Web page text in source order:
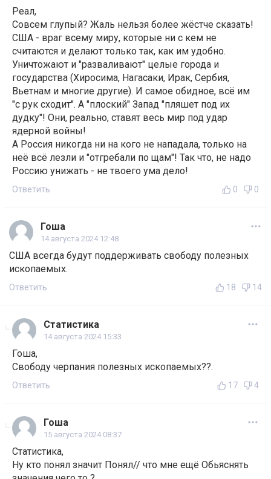
Реал,
Совсем глупый? Жаль нельзя более жёстче сказать!
США - враг всему миру, которые ни с кем не
считаются и делают только так, как им удобно.
Уничтожают и "разваливают" целые города и
государства (Хиросима, Нагасаки, Ирак, Сербия,
Вьетнам и многие другие). И самое обидное, всё им
"с рук сходит". А "плоский" Запад "пляшет под их
дудку"! Они, реально, ставят весь мир под удар
ядерной войны!
А Россия никогда ни на кого не нападала, только на
неё всё лезли и "отгребали по щам"! Так что, не надо
Россию унижать - не твоего ума дело!
Ответить 0 0
Гоша
14 августа 2024 12:48
США всегда будут поддерживать свободу полезных
ископаемых.
Ответить 18 14
Статистика
14 августа 2024 15:33
Гоша,
Свободу черпания полезных ископаемых??.
Ответить 17 4
Гоша
15 августа 2024 08:37
Статистика,
Ну кто понял значит Понял// что мне ещё Обьяснять